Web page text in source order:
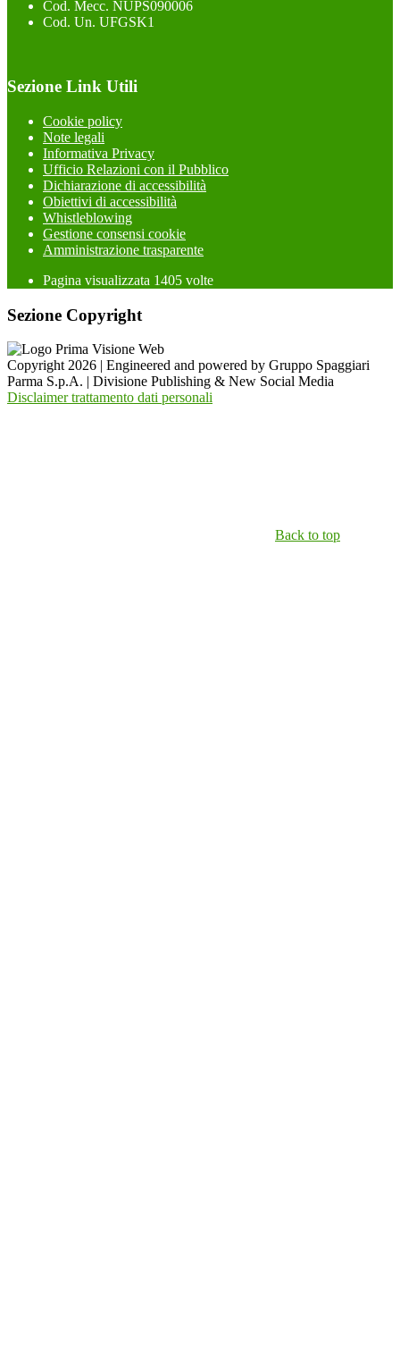
Cod. Mecc. NUPS090006
Cod. Un. UFGSK1
Sezione Link Utili
Cookie policy
Note legali
Informativa Privacy
Ufficio Relazioni con il Pubblico
Dichiarazione di accessibilità
Obiettivi di accessibilità
Whistleblowing
Gestione consensi cookie
Amministrazione trasparente
Pagina visualizzata 1405 volte
Sezione Copyright
Copyright 2026 | Engineered and powered by Gruppo Spaggiari
Parma S.p.A. | Divisione Publishing & New Social Media
Disclaimer trattamento dati personali
Back to top